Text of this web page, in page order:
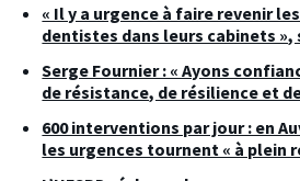
« Il y a urgence à faire revenir
dentistes dans leurs cabinets »,
Serge Fournier : « Ayons
de résistance, de résilience et
600 interventions par jour : en
les urgences tournent « à plein